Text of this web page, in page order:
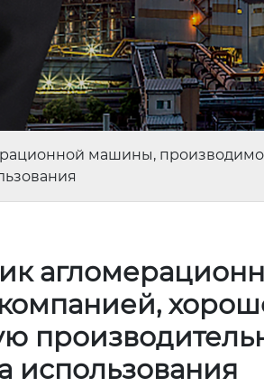
машины,
использования